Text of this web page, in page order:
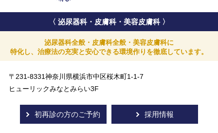
〈 泌尿器科・皮膚科・美容皮膚科 〉
泌尿器科全般・皮膚科全般・美容皮膚科に
特化し、治療法の充実と安心できる環境作りを徹底しています。
〒231-8331神奈川県横浜市中区桜木町1-1-7
ヒューリックみなとみらい3F
初再診の方のご予約 採用情報